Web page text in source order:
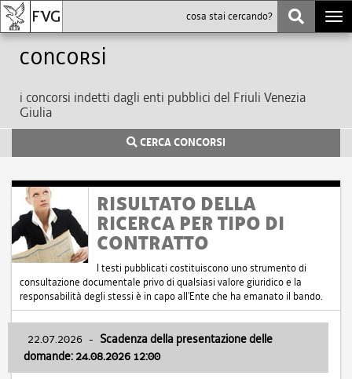
Concorsi
i concorsi indetti dagli enti pubblici del Friuli Venezia
Giulia
CERCA CONCORSI
RISULTATO DELLA
RICERCA PER TIPO DI
CONTRATTO
I testi pubblicati costituiscono uno strumento di
consultazione documentale privo di qualsiasi valore giuridico e la
responsabilità degli stessi è in capo all'Ente che ha emanato il bando.
22.07.2026 - Scadenza della presentazione delle
domande: 24.08.2026 12:00